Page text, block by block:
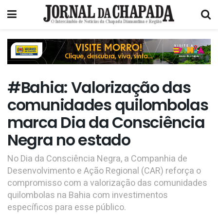
#Bahia: Valorização das
comunidades quilombolas
marca Dia da Consciência
Negra no estado
No Dia da Consciência Negra, a Companhia de
Desenvolvimento e Ação Regional (CAR) reforça o
compromisso com a valorização das comunidades
quilombolas na Bahia com investimentos
específicos para esse público.